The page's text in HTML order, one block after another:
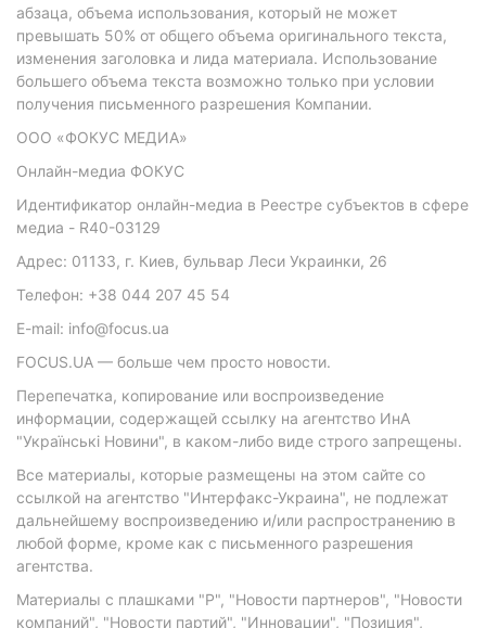
абзаца, объема использования, который не может
превышать 50% от общего объема оригинального текста,
изменения заголовка и лида материала. Использование
большего объема текста возможно только при условии
получения письменного разрешения Компании.
ООО «ФОКУС МЕДИА»
Онлайн-медиа ФОКУС
Идентификатор онлайн-медиа в Реестре субъектов в сфере
медиа - R40-03129
Адрес: 01133, г. Киев, бульвар Леси Украинки, 26
Телефон: +38 044 207 45 54
E-mail: info@focus.ua
FOCUS.UA — больше чем просто новости.
Перепечатка, копирование или воспроизведение
информации, содержащей ссылку на агентство ИнА
"Українські Новини", в каком-либо виде строго запрещены.
Все материалы, которые размещены на этом сайте со
ссылкой на агентство "Интерфакс-Украина", не подлежат
дальнейшему воспроизведению и/или распространению в
любой форме, кроме как с письменного разрешения
агентства.
Материалы с плашками "Р", "Новости партнеров", "Новости
компаний", "Новости партий", "Инновации", "Позиция",